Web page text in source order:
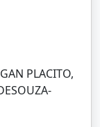
PLACITO,